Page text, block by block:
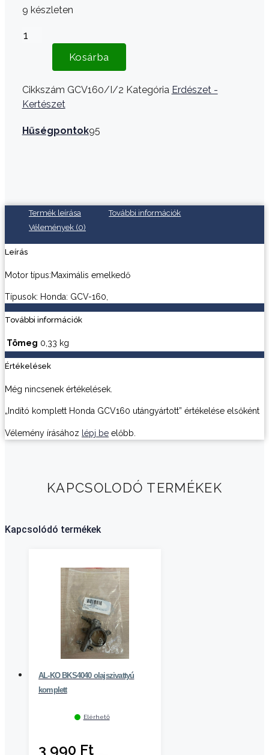
9 készleten
Indító
komplett
utángyártott
mennyiség
Kosárba
Cikkszám GCV160/I/2 Kategória Erdészet -
Kertészet
Hűségpontok95
Termék leírása
További információk
Vélemények (0)
Leírás
Motor típus:Maximális emelkedő
Típusok: Honda: GCV-160,
További információk
Tömeg 0,33 kg
Értékelések
Még nincsenek értékelések.
„Indító komplett Honda GCV160 utángyártott” értékelése elsőként
Vélemény írásához lépj be előbb.
KAPCSOLODÓ TERMÉKEK
Kapcsolódó termékek
AL-KO BKS4040 olajszivattyú
komplett
Elérhető
3 990 Ft